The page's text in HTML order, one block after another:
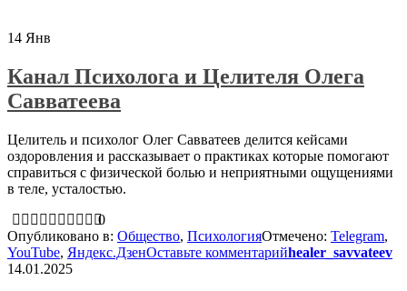
14 Янв
Канал Психолога и Целителя Олега
Савватеева
Целитель и психолог Олег Савватеев делится кейсами
оздоровления и рассказывает о практиках которые помогают
справиться с физической болью и неприятными ощущениями
в теле, усталостью.
0
Опубликовано в: Общество, ПсихологияОтмечено: Telegram,
YouTube, Яндекс.ДзенОставьте комментарийhealer_savvateev
14.01.2025